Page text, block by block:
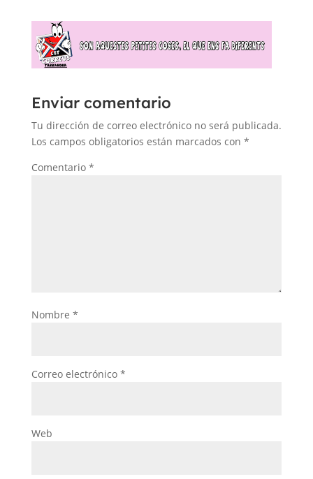
Enviar comentario
Tu dirección de correo electrónico no será publicada.
Los campos obligatorios están marcados con *
Comentario *
Nombre *
Correo electrónico *
Web